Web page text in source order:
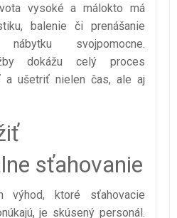
vysoké a málokto má
balenie či prenášanie
svojpomocne.
dokážu celý proces
a ušetriť nielen čas, ale aj
sťahovanie
výhod, ktoré sťahovacie
je skúsený personál.